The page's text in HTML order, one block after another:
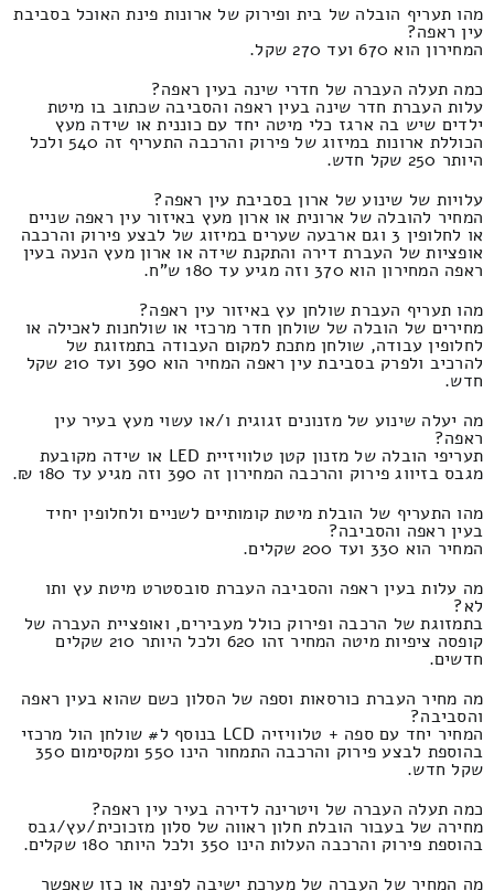
מהו תעריף הובלה של בית ופירוק של ארונות פינת האוכל בסביבת
עין ראפה?
המחירון הוא 670 ועד 270 שקל.
כמה תעלה העברה של חדרי שינה בעין ראפה?
עלות העברת חדר שינה בעין ראפה והסביבה שכתוב בו מיטת
ילדים שיש בה ארגז כלי מיטה יחד עם כוננית או שידה מעץ
הכוללת ארונות במיזוג של פירוק והרכבה התעריף זה 540 ולכל
היותר 250 שקל חדש.
עלויות של שינוע של ארון בסביבת עין ראפה?
המחיר להובלה של ארונית או ארון מעץ באיזור עין ראפה שניים
או לחלופין 3 וגם ארבעה שערים במיזוג של לבצע פירוק והרכבה
אופציות של העברת דירה והתקנת שידה או ארון מעץ הנעה בעין
ראפה המחירון הוא 370 וזה מגיע עד 180 ש"ח.
מהו תעריף העברת שולחן עץ באיזור עין ראפה?
מחירים של הובלה של שולחן חדר מרכזי או שולחנות לאכילה או
לחלופין עבודה, שולחן מתכת למקום העבודה בתמזוגת של
להרכיב ולפרק בסביבת עין ראפה המחיר הוא 390 ועד 210 שקל
חדש.
מה יעלה שינוע של מזנונים זגוגית ו/או עשוי מעץ בעיר עין
ראפה?
תעריפי הובלה של מזנון קטן טלוויזיית LED או שידה מקובעת
מגבס בזיווג פירוק והרכבה המחירון זה 390 וזה מגיע עד 180 ₪.
מהו התעריף של הובלת מיטת קומותיים לשניים ולחלופין יחיד
בעין ראפה והסביבה?
המחיר הוא 330 ועד 200 שקלים.
מה עלות בעין ראפה והסביבה העברת סובסטרט מיטת עץ ותו
לא?
בתמזוגת של הרכבה ופירוק כולל מעבירים, ואופציית העברה של
קופסה ציפיות מיטה המחיר זהו 620 ולכל היותר 210 שקלים
חדשים.
מה מחיר העברת כורסאות וספה של הסלון כשם שהוא בעין ראפה
והסביבה?
המחיר יחד עם ספה + טלוויזיה LCD בנוסף ל# שולחן הול מרכזי
בהוספת לבצע פירוק והרכבה התמחור הינו 550 ומקסימום 350
שקל חדש.
כמה תעלה העברה של ויטרינה לדירה בעיר עין ראפה?
מחירה של בעבור הובלת חלון ראווה של סלון מזכוכית/עץ/גבס
בהוספת פירוק והרכבה העלות הינו 350 ולכל היותר 180 שקלים.
מה המחיר של העברה של מערכת ישיבה לפינה או כזו שאפשר